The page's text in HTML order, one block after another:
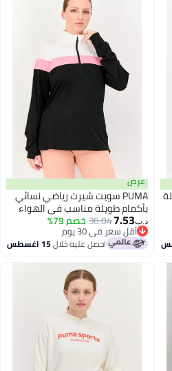
عرض
PUMA سويت شيرت رياضي نسائي
بأكمام طويلة مناسب في الهواء
الطلق، متعدد الألوان
7.53
36.04خصم 79%
أقل سعر في 30 يوم
أقل سعر في 30 يوماحصل عليه خلال15 اغسطس